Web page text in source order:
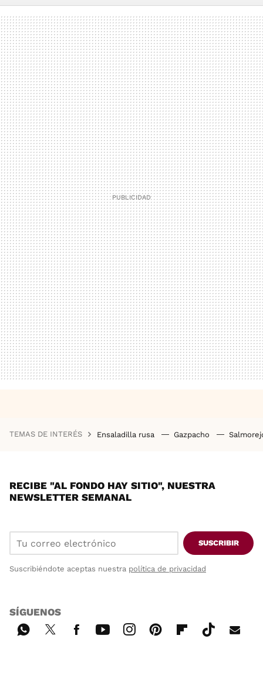
FACEBOOK
TWITTERFLIPBOARD
E-
MAIL
WHATSAPP
TEMAS DE INTERÉS Ensaladilla rusa Gazpacho
RECIBE "AL FONDO HAY SITIO", NUESTRA
NEWSLETTER SEMANAL
SUSCRIBIR
Suscribiéndote aceptas nuestra política de privacidad
SÍGUENOS